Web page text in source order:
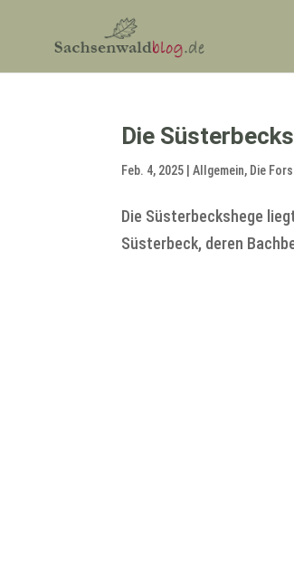
Die
Feb. 4, 2025 |Allgemein, Die
Die Süsterbeckshege
Süsterbeck, deren